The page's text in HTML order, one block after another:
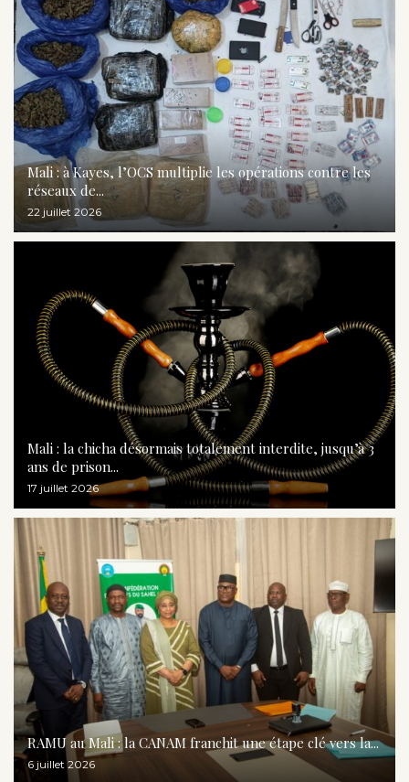
Mali : à Kayes, l’OCS multiplie les opérations contre les
réseaux de...
22 juillet 2026
Mali : la chicha désormais totalement interdite, jusqu’à 3
ans de prison...
17 juillet 2026
RAMU au Mali : la CANAM franchit une étape clé vers la...
6 juillet 2026